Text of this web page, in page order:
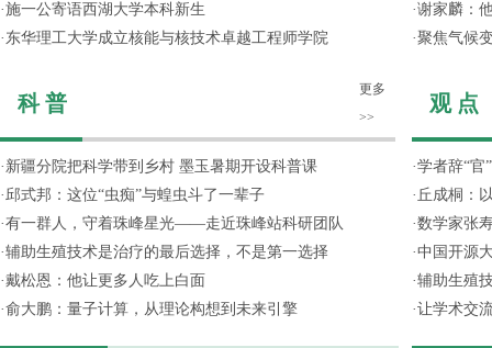
·施一公寄语西湖大学本科新生
· 东华理工大学成立核能与核技术卓越工程师学院
科 普
更多
>>
· 新疆分院把科学带到乡村 墨玉暑期开设科普课
·邱式邦：这位“虫痴”与蝗虫斗了一辈子
·有一群人，守着珠峰星光——走近珠峰站科研团队
·辅助生殖技术是治疗的最后选择，不是第一选择
·戴松恩：他让更多人吃上白面
·俞大鹏：量子计算，从理论构想到未来引擎
·谢家麟：
·聚焦气候
观 点
·学者辞“官
· 丘成桐：
·数学家张
·中国开源
·辅助生殖
·让学术交